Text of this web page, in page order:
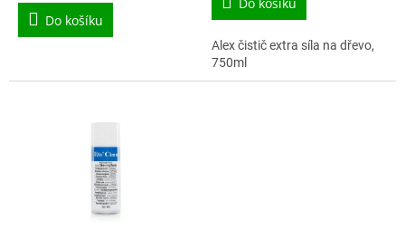
Do košíku
Alex čistič extra síla na dřevo,
750ml